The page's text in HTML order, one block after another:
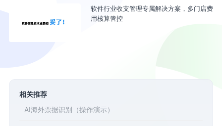
软件行业收支管理专属解决方案，多门店费
用核算管控
相关推荐
AI海外票据识别（操作演示）